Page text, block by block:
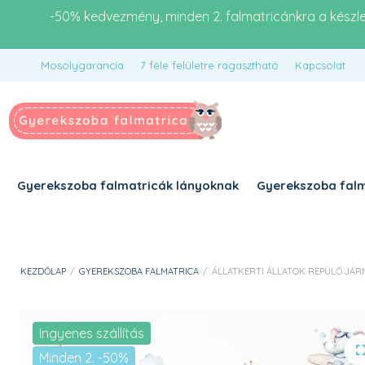
-50% kedvezmény, minden 2. falmatricánkra a
Mosolygarancia 7 féle felületre ragasztható Kapcsolat
Gyerekszoba falmatricák lányoknak Gyerekszoba
KEZDŐLAP / GYEREKSZOBA FALMATRICA / ÁLLATKERTI ÁLLATOK REPÜLŐ
Minden 2. -50%
Ingyenes szállítás